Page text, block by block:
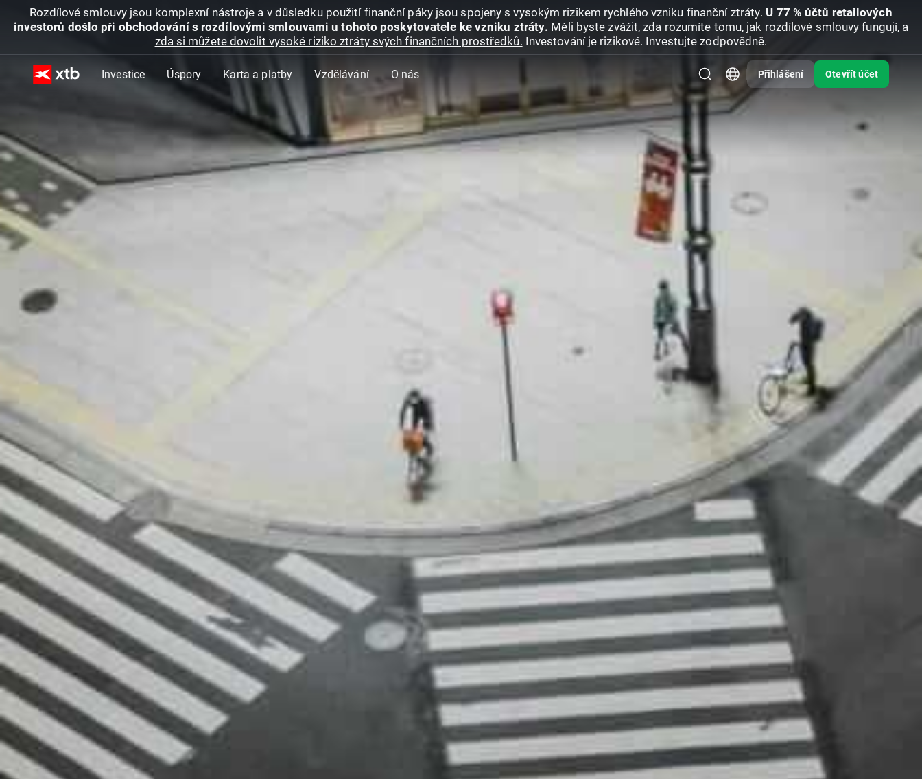
Rozdílové smlouvy jsou komplexní nástroje a v důsledku použití finanční páky jsou spojeny s vysokým rizikem rychlého vzniku finanční ztráty. U 77 % účtů retailových
investorů došlo při obchodování s rozdílovými smlouvami u tohoto poskytovatele ke vzniku ztráty. Měli byste zvážit, zda rozumíte tomu, jak rozdílové smlouvy fungují, a
zda si můžete dovolit vysoké riziko ztráty svých finančních prostředků. Investování je rizikové. Investujte zodpovědně.
Investice Úspory Karta a platby Vzdělávání O nás Přihlášení Otevřít účet